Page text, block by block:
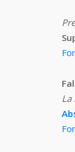
La